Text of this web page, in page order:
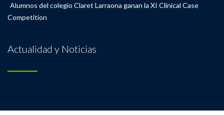
Alumnos del colegio Claret Larraona ganan la XI Clinical Case
Competition
Actualidad y Noticias